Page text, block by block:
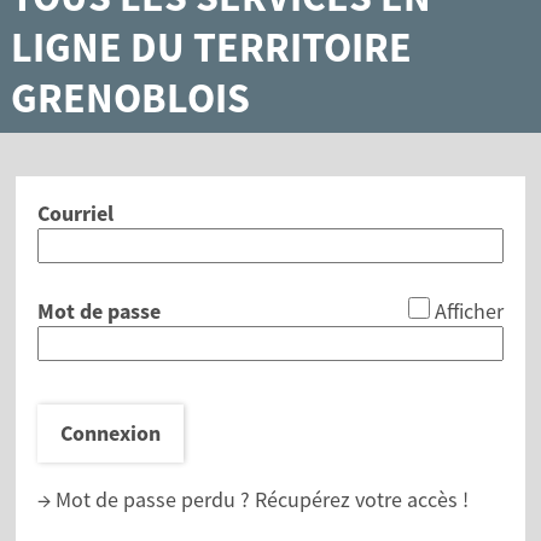
LIGNE DU TERRITOIRE
GRENOBLOIS
Courriel
Mot de passe Afficher
Connexion
→ Mot de passe perdu ? Récupérez votre accès !